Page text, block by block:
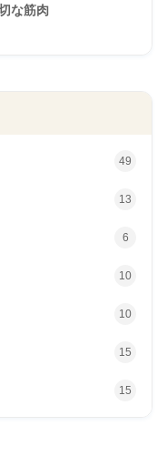
な筋肉
49
13
6
10
10
15
15